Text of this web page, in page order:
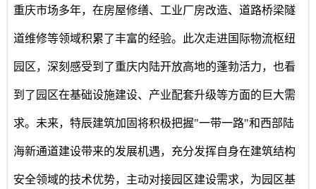
重庆市场多年，在房屋修缮、工业厂房改造、道路桥梁隧
道维修等领域积累了丰富的经验。此次走进国际物流枢纽
园区，深刻感受到了重庆内陆开放高地的蓬勃活力，也看
到了园区在基础设施建设、产业配套升级等方面的巨大需
求。未来，特辰建筑加固将积极把握"一带一路"和西部陆
海新通道建设带来的发展机遇，充分发挥自身在建筑结构
安全领域的技术优势，主动对接园区建设需求，为园区基